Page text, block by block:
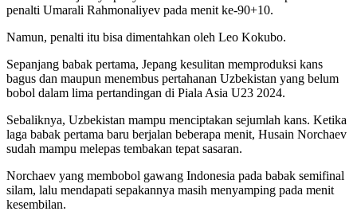
penalti Umarali Rahmonaliyev pada menit ke-90+10.
Namun, penalti itu bisa dimentahkan oleh Leo Kokubo.
Sepanjang babak pertama, Jepang kesulitan memproduksi kans
bagus dan maupun menembus pertahanan Uzbekistan yang belum
bobol dalam lima pertandingan di Piala Asia U23 2024.
Sebaliknya, Uzbekistan mampu menciptakan sejumlah kans. Ketika
laga babak pertama baru berjalan beberapa menit, Husain Norchaev
sudah mampu melepas tembakan tepat sasaran.
Norchaev yang membobol gawang Indonesia pada babak semifinal
silam, lalu mendapati sepakannya masih menyamping pada menit
kesembilan.